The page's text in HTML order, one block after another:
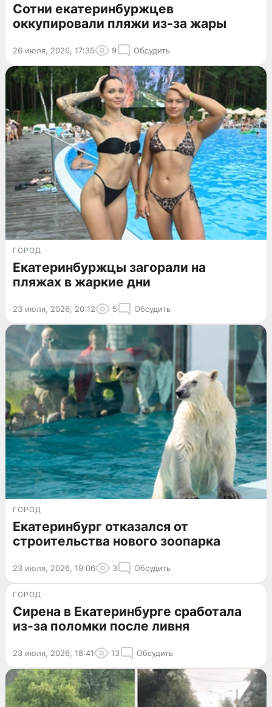
Сотни екатеринбуржцев
оккупировали пляжи из-за жары
26 июля, 2026, 17:35 9 Обсудить
ГОРОД
Екатеринбуржцы загорали на
пляжах в жаркие дни
23 июля, 2026, 20:12 5 Обсудить
ГОРОД
Екатеринбург отказался от
строительства нового зоопарка
23 июля, 2026, 19:06 3 Обсудить
ГОРОД
Сирена в Екатеринбурге сработала
из-за поломки после ливня
23 июля, 2026, 18:41 13 Обсудить